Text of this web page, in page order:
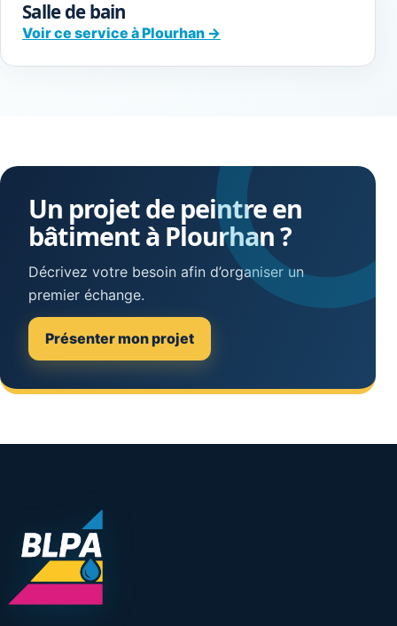
Salle de bain
Voir ce service à Plourhan →
Un projet de peintre en
bâtiment à Plourhan ?
Décrivez votre besoin afin d’organiser un
premier échange.
Présenter mon projet